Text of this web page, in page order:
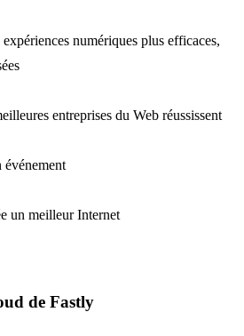
numériques plus efficaces,
entreprises du Web réussissent
événement
un meilleur Internet
de Fastly